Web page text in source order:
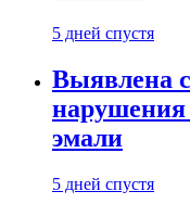
5 дней спустя
Выявлена
нарушения
эмали
5 дней спустя